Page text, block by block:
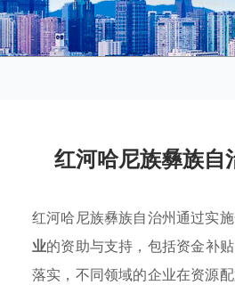
红河哈尼族彝族自
红河哈尼族彝族自治州通过实
业的资助与支持，包括资金补
落实，不同领域的企业在资源